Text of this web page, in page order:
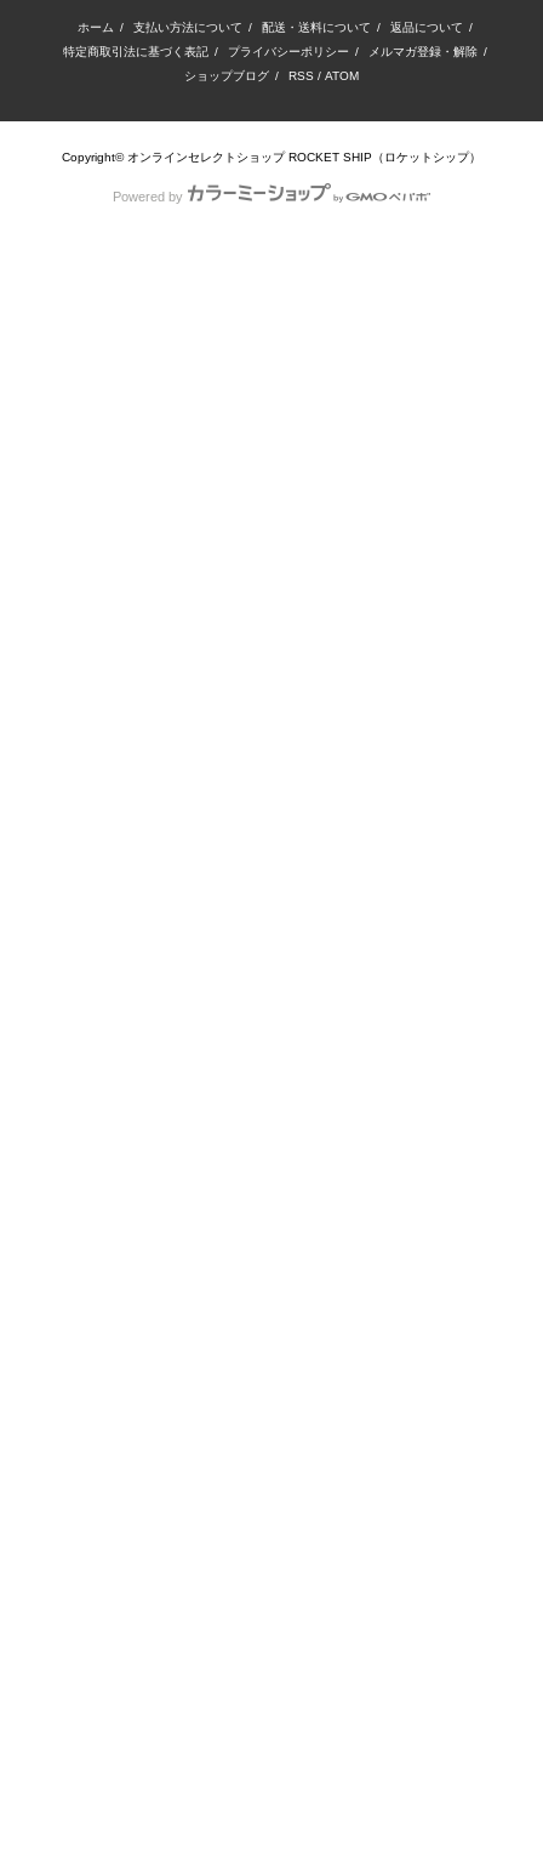
ホーム / 支払い方法について / 配送・送料について / 返品について /
特定商取引法に基づく表記 / プライバシーポリシー / メルマガ登録・解除 /
ショップブログ / RSS / ATOM
Copyright© オンラインセレクトショップ ROCKET SHIP（ロケットシップ）
Powered by